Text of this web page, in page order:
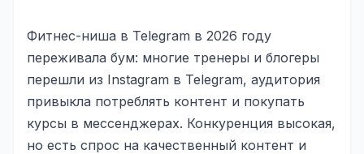
Управление репутацией SERM / ORM
SEO-консультация
SEO для интернет-магазина
Фитнес-ниша в Telegram в 2026 году
переживала бум: многие тренеры и блогеры
перешли из Instagram в Telegram, аудитория
привыкла потреблять контент и покупать
курсы в мессенджерах. Конкуренция высокая,
но есть спрос на качественный контент и